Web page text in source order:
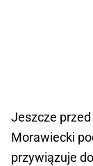
Jeszcze
Morawiecki
przywiązuje